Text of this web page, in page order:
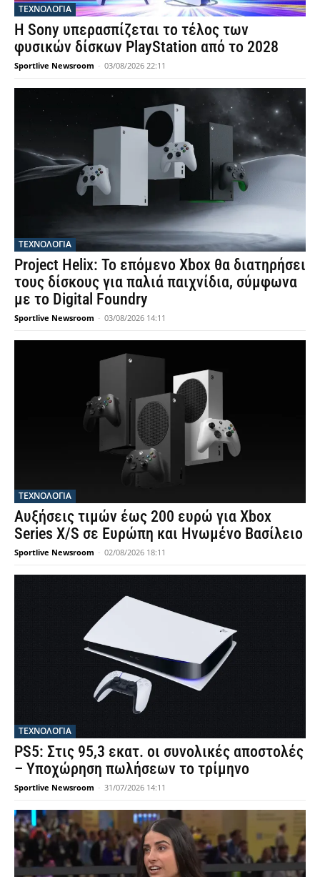
ΤΕΧΝΟΛΟΓΙΑ
Η Sony υπερασπίζεται το τέλος των
φυσικών δίσκων PlayStation από το 2028
Sportlive Newsroom - 03/08/2026 22:11
ΤΕΧΝΟΛΟΓΙΑ
Project Helix: Το επόμενο Xbox θα διατηρήσει
τους δίσκους για παλιά παιχνίδια, σύμφωνα
με το Digital Foundry
Sportlive Newsroom - 03/08/2026 14:11
ΤΕΧΝΟΛΟΓΙΑ
Αυξήσεις τιμών έως 200 ευρώ για Xbox
Series X/S σε Ευρώπη και Ηνωμένο Βασίλειο
Sportlive Newsroom - 02/08/2026 18:11
ΤΕΧΝΟΛΟΓΙΑ
PS5: Στις 95,3 εκατ. οι συνολικές αποστολές
– Υποχώρηση πωλήσεων το τρίμηνο
Sportlive Newsroom - 31/07/2026 14:11